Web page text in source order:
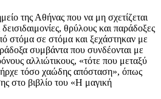
της Αθήνας που να μη σχετίζεται
θρύλους και παράδοξες
στόμα σε στόμα και ξεχάστηκαν με
συμβάντα που συνδέονται με
αλλιώτικους, «τότε που μεταξύ
τόσο χαώδης απόσταση», όπως
στο βιβλίο του «Η μαγική